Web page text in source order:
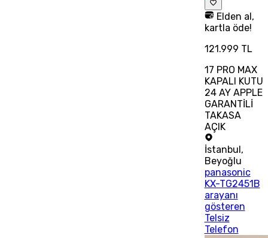
Elden al,
kartla öde!
121.999 TL
17 PRO MAX
KAPALI KUTU
24 AY APPLE
GARANTİLİ
TAKASA
AÇIK
İstanbul ,
Beyoğlu
panasonic
KX-TG2451B
arayanı
gösteren
Telsiz
Telefon